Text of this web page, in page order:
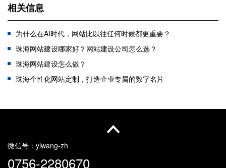
相关信息
为什么在AI时代，网站比以往任何时候都更重要？
珠海网站建设哪家好？网站建设公司怎么选？
珠海网站建设怎么做？
珠海个性化网站定制，打造企业专属的数字名片
在珠海网站建设需要多少钱呢？
微信号： yiwang-zh
0756-2280670